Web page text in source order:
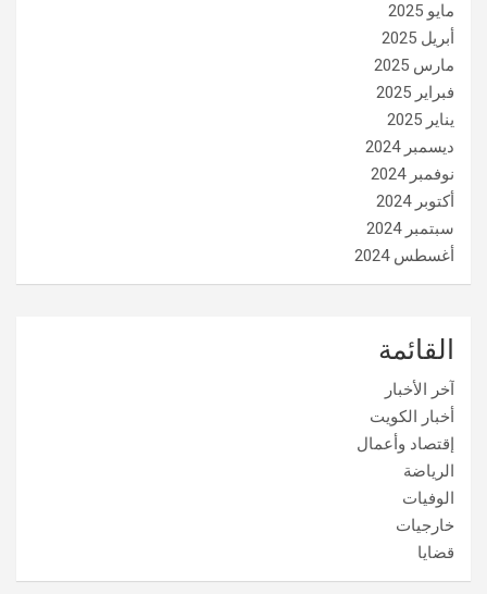
مايو 2025
أبريل 2025
مارس 2025
فبراير 2025
يناير 2025
ديسمبر 2024
نوفمبر 2024
أكتوبر 2024
سبتمبر 2024
أغسطس 2024
القائمة
آخر الأخبار
أخبار الكويت
إقتصاد وأعمال
الرياضة
الوفيات
خارجيات
قضايا